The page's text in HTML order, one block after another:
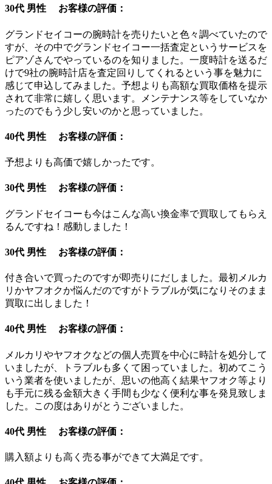
30代 男性 お客様の評価：
グランドセイコーの腕時計を売りたいと色々調べていたので
すが、その中でグランドセイコー一括査定というサービスを
ピアゾさんでやっているのを知りました。一度時計を送るだ
けで9社の腕時計店を査定回りしてくれるという事を魅力に
感じて申込してみました。予想よりも高額な買取価格を提示
されて非常に嬉しく思います。メンテナンス等をしていなか
ったのでもう少し安いのかと思っていました。
40代 男性 お客様の評価：
予想よりも高価で嬉しかったです。
30代 男性 お客様の評価：
グランドセイコーも今はこんな高い換金率で買取してもらえ
るんですね！感動しました！
30代 男性 お客様の評価：
付き合いで買ったのですが即売りにだしました。最初メルカ
リかヤフオクか悩んだのですがトラブルが気になりそのまま
買取に出しました！
40代 男性 お客様の評価：
メルカリやヤフオクなどの個人売買を中心に時計を処分して
いましたが、トラブルも多くて困っていました。初めてこう
いう業者を使いましたが、思いの他高く結果ヤフオク等より
も手元に残る金額大きく手間も少なく便利な事を発見致しま
した。この度はありがとうございました。
40代 男性 お客様の評価：
購入額よりも高く売る事ができて大満足です。